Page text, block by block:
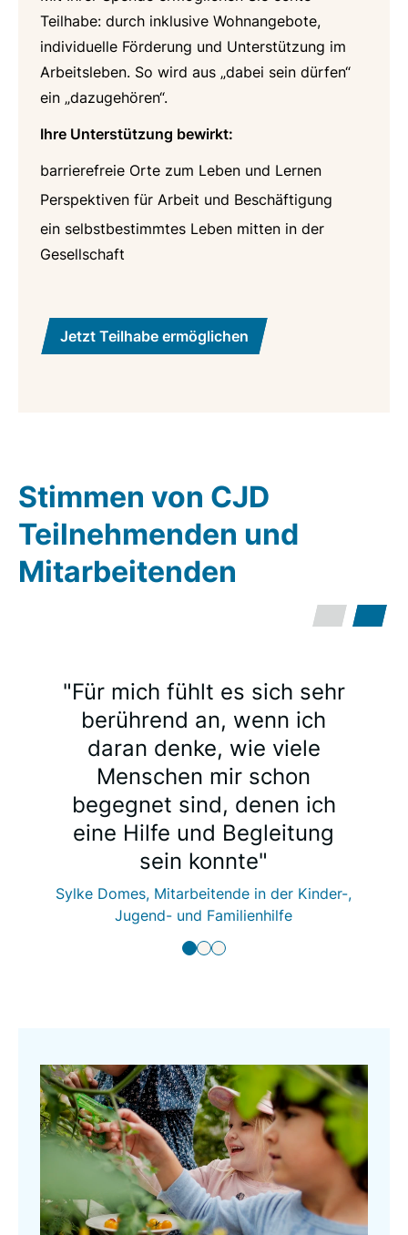
Teilhabe: durch inklusive Wohnangebote,
individuelle Förderung und Unterstützung im
Arbeitsleben. So wird aus „dabei sein dürfen“
ein „dazugehören“.
Ihre Unterstützung bewirkt:
barrierefreie Orte zum Leben und Lernen
Perspektiven für Arbeit und Beschäftigung
ein selbstbestimmtes Leben mitten in der
Gesellschaft
Jetzt Teilhabe ermöglichen
Stimmen von CJD
Teilnehmenden und
Mitarbeitenden
"Für mich fühlt es sich sehr
berührend an, wenn ich
daran denke, wie viele
Menschen mir schon
begegnet sind, denen ich
eine Hilfe und Begleitung
sein konnte"
Sylke Domes, Mitarbeitende in der Kinder-,
Jugend- und Familienhilfe